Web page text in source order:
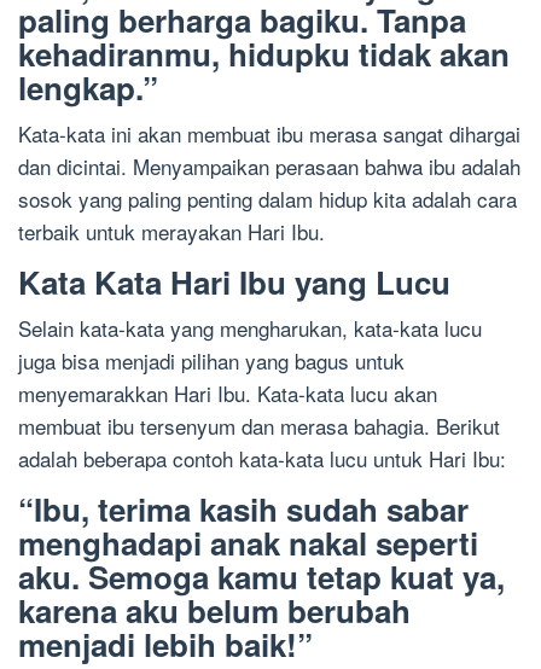
paling berharga bagiku. Tanpa
kehadiranmu, hidupku tidak akan
lengkap.”
Kata-kata ini akan membuat ibu merasa sangat dihargai
dan dicintai. Menyampaikan perasaan bahwa ibu adalah
sosok yang paling penting dalam hidup kita adalah cara
terbaik untuk merayakan Hari Ibu.
Kata Kata Hari Ibu yang Lucu
Selain kata-kata yang mengharukan, kata-kata lucu
juga bisa menjadi pilihan yang bagus untuk
menyemarakkan Hari Ibu. Kata-kata lucu akan
membuat ibu tersenyum dan merasa bahagia. Berikut
adalah beberapa contoh kata-kata lucu untuk Hari Ibu:
“Ibu, terima kasih sudah sabar
menghadapi anak nakal seperti
aku. Semoga kamu tetap kuat ya,
karena aku belum berubah
menjadi lebih baik!”